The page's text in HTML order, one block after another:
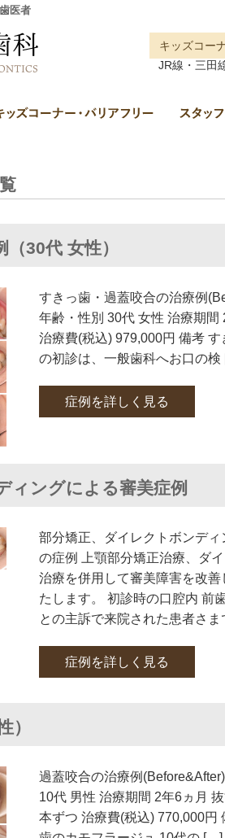
医者
キッズコー
JR線・三田
ニック概要(初めての方へ) キッズコ
30代 女性）
すきっ歯・過蓋咬合の治療例
年齢・性別 30代 女性 治療期間
治療費(税込) 979,000円 備考
の初診は、一般歯科へお口の
症例を詳しく見る
ィングによる審美症例
部分矯正、ダイレクトボンデ
の症例 上顎部分矯正治療、ダ
治療を併用して審美障害を改
たします。 初診時の口腔内 前
との主訴で来院された患者さ
症例を詳しく見る
）
過蓋咬合の治療例
10代 男性 治療期間 2年6ヵ月
本ずつ 治療費(税込) 770,000円